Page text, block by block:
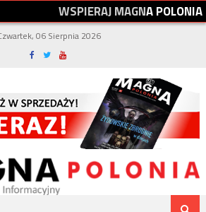
WSPIERAJMAGNAPOLONIA
06 Sierpnia 2026